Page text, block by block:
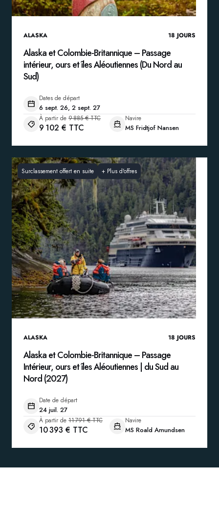
ALASKA 18 JOURS
Alaska et Colombie-Britannique – Passage
intérieur, ours et îles Aléoutiennes (Du Nord au
Sud)
Dates de départ
6 sept. 26, 2 sept. 27
À partir de 9 885 € TTC
9 102 € TTC
Navire
MS Fridtjof Nansen
Surclassement offert en suite + Plus d'offres
ALASKA 18 JOURS
Alaska et Colombie-Britannique – Passage
Intérieur, ours et îles Aléoutiennes | du Sud au
Nord (2027)
Date de départ
24 juil. 27
À partir de 11 791 € TTC
10 393 € TTC
Navire
MS Roald Amundsen